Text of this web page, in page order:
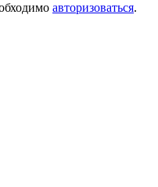
авторизоваться.